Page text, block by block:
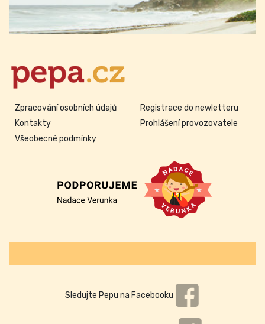
Zpracování osobních údajů
Kontakty
Všeobecné podmínky
Registrace do newletteru
Prohlášení provozovatele
Sledujte Pepu na Facebooku